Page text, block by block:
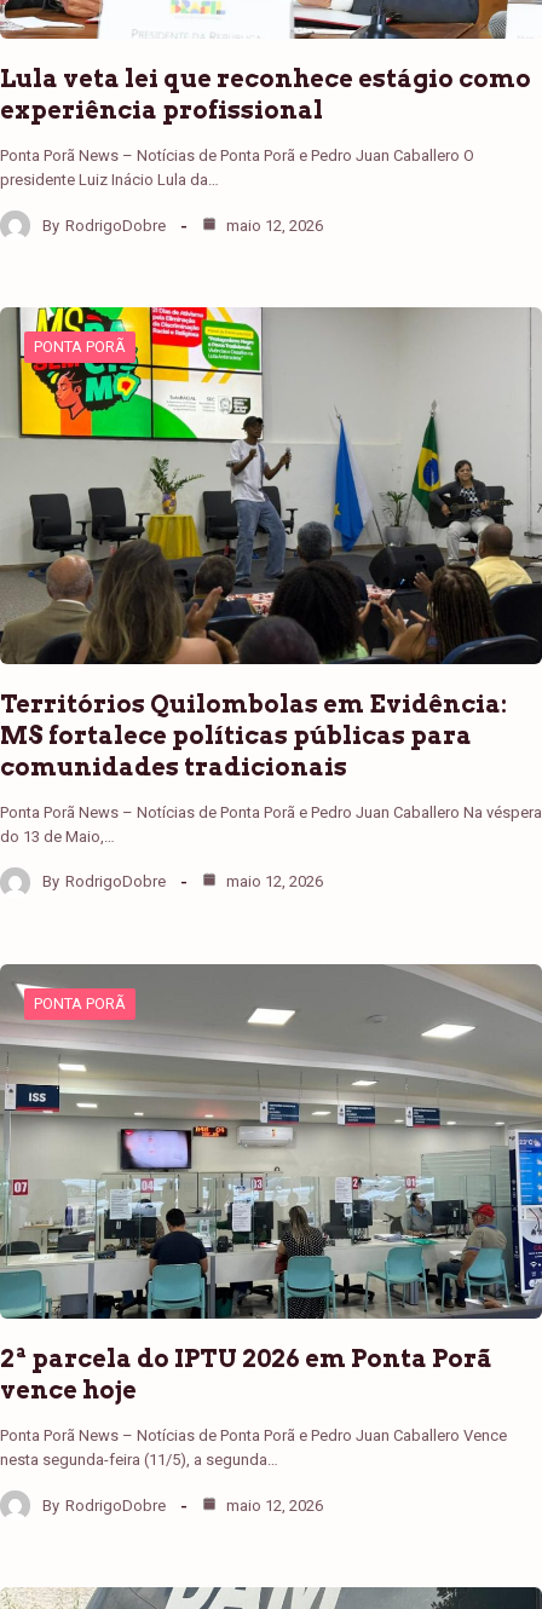
Lula veta lei que reconhece estágio como
experiência profissional
Ponta Porã News – Notícias de Ponta Porã e Pedro Juan Caballero O
presidente Luiz Inácio Lula da…
By RodrigoDobre maio 12, 2026
PONTA PORÃ
Territórios Quilombolas em Evidência:
MS fortalece políticas públicas para
comunidades tradicionais
Ponta Porã News – Notícias de Ponta Porã e Pedro Juan Caballero Na véspera
do 13 de Maio,…
By RodrigoDobre maio 12, 2026
PONTA PORÃ
2ª parcela do IPTU 2026 em Ponta Porã
vence hoje
Ponta Porã News – Notícias de Ponta Porã e Pedro Juan Caballero Vence
nesta segunda-feira (11/5), a segunda…
By RodrigoDobre maio 12, 2026